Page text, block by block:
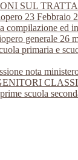
SUL
23 Febbraio
compilazione ed
generale 26
primaria e
nota
scuola